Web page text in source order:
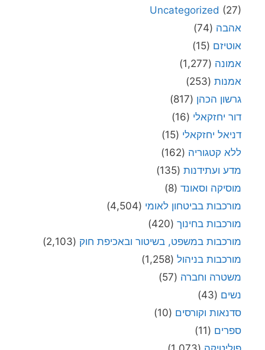
Uncategorized (27)
אהבה (74)
אוטיזם (15)
אמונה (1,277)
אמנות (253)
גרשון הכהן (817)
דור יחזקאלי (16)
דניאל יחזקאלי (15)
ללא קטגוריה (162)
מדע ועתידנות (135)
מוסיקה וסאונד (8)
מורכבות בביטחון לאומי (4,504)
מורכבות בחינוך (420)
מורכבות במשפט, בשיטור ובאכיפת חוק (2,103)
מורכבות בניהול (1,258)
משטרה וחברה (57)
נשים (43)
סדנאות וקורסים (10)
ספרים (11)